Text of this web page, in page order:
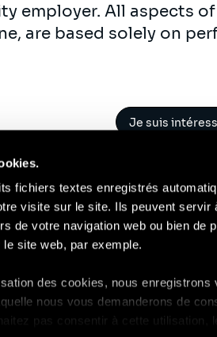
fichiers textes enregistrés
visite sur le site. Ils peuvent servir
de votre navigation web ou bien de
site web, par exemple.
des cookies, nous
nous vous demanderons de
pas consentir à cette utilisation,
employer. All aspects
are based solely on
Je suis
Contact Mentions Légales